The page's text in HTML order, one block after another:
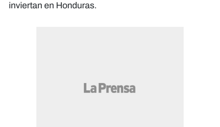
inviertan en Honduras.